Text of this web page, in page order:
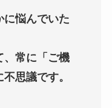
に悩んでいた
、常に「ご機
思議です。